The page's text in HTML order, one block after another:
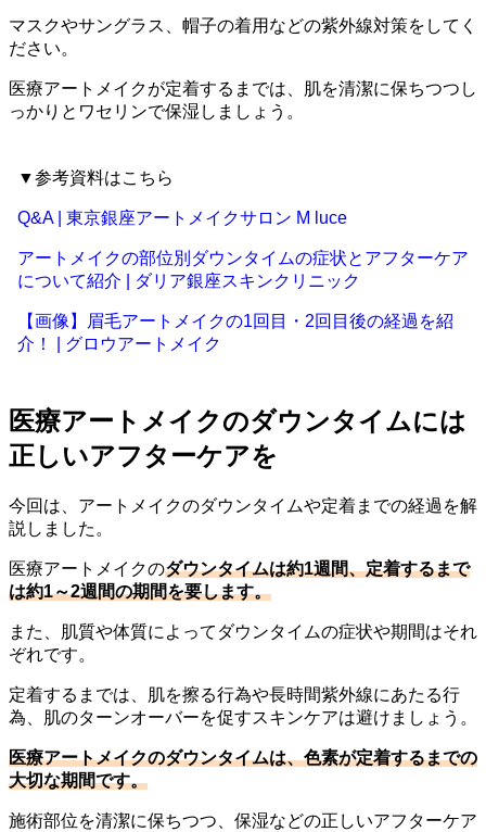
マスクやサングラス、帽子の着用などの紫外線対策をしてく
ださい。
医療アートメイクが定着するまでは、肌を清潔に保ちつつし
っかりとワセリンで保湿しましょう。
▼参考資料はこちら
Q&A | 東京銀座アートメイクサロン M luce
アートメイクの部位別ダウンタイムの症状とアフターケア
について紹介 | ダリア銀座スキンクリニック
【画像】眉毛アートメイクの1回目・2回目後の経過を紹
介！ | グロウアートメイク
医療アートメイクのダウンタイムには
正しいアフターケアを
今回は、アートメイクのダウンタイムや定着までの経過を解
説しました。
医療アートメイクのダウンタイムは約1週間、定着するまで
は約1～2週間の期間を要します。
また、肌質や体質によってダウンタイムの症状や期間はそれ
ぞれです。
定着するまでは、肌を擦る行為や長時間紫外線にあたる行
為、肌のターンオーバーを促すスキンケアは避けましょう。
医療アートメイクのダウンタイムは、色素が定着するまでの
大切な期間です。
施術部位を清潔に保ちつつ、保湿などの正しいアフターケア